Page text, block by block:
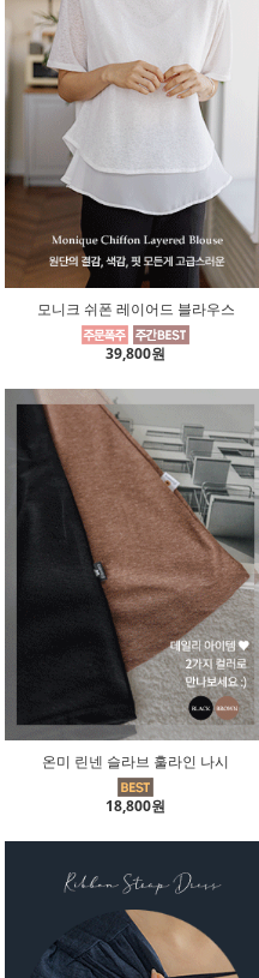
모니크 쉬폰 레이어드 블라우스
39,800원
온미 린넨 슬라브 훌라인 나시
18,800원